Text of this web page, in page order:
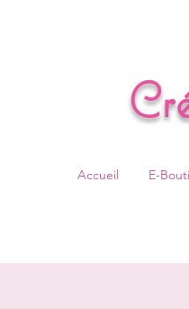
Accueil E-